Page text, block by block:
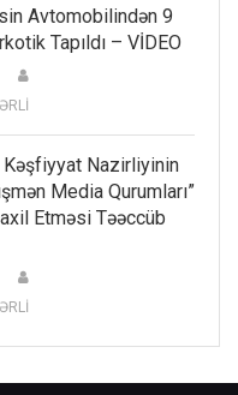
Avtomobilindən 9
Tapıldı – VİDEO
Kəşfiyyat Nazirliyinin
Media Qurumları”
Etməsi Təəccüb